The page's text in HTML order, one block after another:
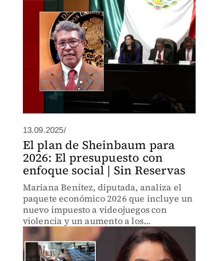
prioriza la educación, salud, seguridad y
política social.
13.09.2025/
El plan de Sheinbaum para
2026: El presupuesto con
enfoque social | Sin Reservas
Mariana Benítez, diputada, analiza el
paquete económico 2026 que incluye un
nuevo impuesto a videojuegos con
violencia y un aumento a los
gravámenes de las bebidas saborizadas.
La propuesta busca el desarrollo con
justicia social.